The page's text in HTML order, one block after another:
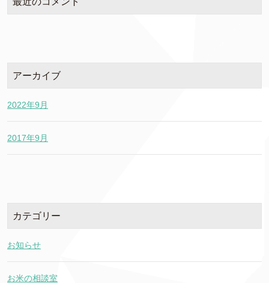
アーカイブ
2022年9月
2017年9月
カテゴリー
お知らせ
お米の相談室